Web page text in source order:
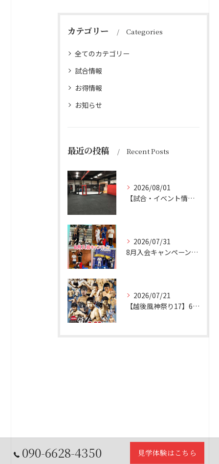
カテゴリー Categories
全てのカテゴリー
試合情報
お得情報
お知らせ
最近の投稿 Recent Posts
2026/08/01
【試合・イベント情報】 8/1更新 お盆休み
2026/07/31
8月入会キャンペーン実施
2026/07/21
【越後風神祭り17】6名参戦予定！
090-6628-4350 見学体験はこちら